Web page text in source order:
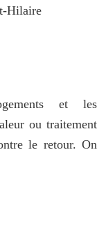
et les
ou traitement
le retour. On